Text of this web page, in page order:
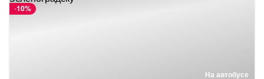
На автобусе
-10%